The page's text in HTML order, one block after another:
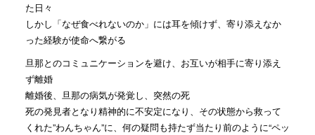
た日々
しかし「なぜ食べれないのか」には耳を傾けず、寄り添えなか
った経験が使命へ繋がる
旦那とのコミュニケーションを避け、お互いが相手に寄り添え
ず離婚
離婚後、旦那の病気が発覚し、突然の死
死の発見者となり精神的に不安定になり、その状態から救って
くれた”わんちゃん”に、何の疑問も持たず当たり前のように“ペッ